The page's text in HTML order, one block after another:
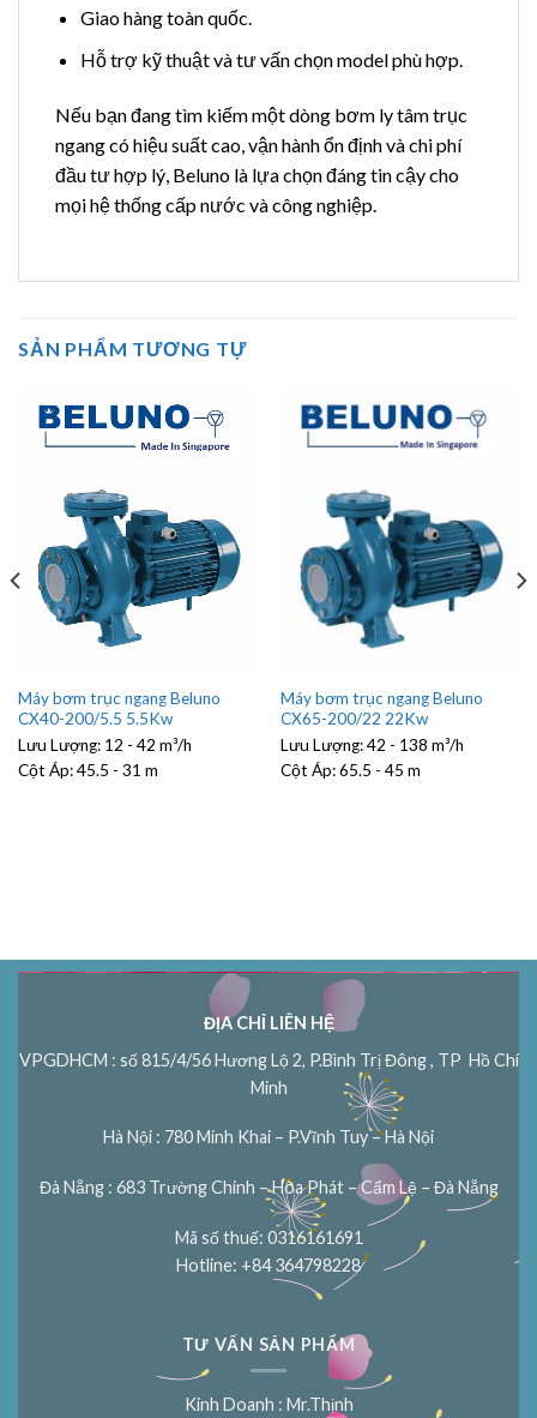
Giao hàng toàn quốc.
Hỗ trợ kỹ thuật và tư vấn chọn model phù hợp.
Nếu bạn đang tìm kiếm một dòng bơm ly tâm trục
ngang có hiệu suất cao, vận hành ổn định và chi phí
đầu tư hợp lý, Beluno là lựa chọn đáng tin cậy cho
mọi hệ thống cấp nước và công nghiệp.
SẢN PHẨM TƯƠNG TỰ
Máy bơm trục ngang Beluno
CX40-200/5.5 5.5Kw
Lưu Lượng: 12 - 42 m³/h
Cột Áp:45.5 - 31 m
Máy bơm trục ngang Beluno
CX65-200/22 22Kw
Lưu Lượng:42 - 138 m³/h
Cột Áp:65.5 - 45 m
ĐỊA CHỈ LIÊN HỆ
VPGDHCM : số 815/4/56 Hương Lộ 2, P.Bình Trị Đông , TP Hồ Chí
Minh
Hà Nội : 780 Minh Khai – P.Vĩnh Tuy – Hà Nội
Đà Nẵng : 683 Trường Chinh – Hòa Phát – Cẩm Lệ – Đà Nẵng
Mã số thuế: 0316161691
Hotline: +84 364798228
TƯ VẤN SẢN PHẨM
Kinh Doanh : Mr.Thịnh